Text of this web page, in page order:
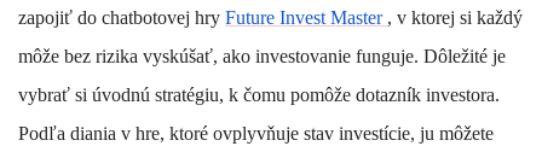
zapojiť do chatbotovej hry Future Invest Master , v ktorej si každý
môže bez rizika vyskúšať, ako investovanie funguje. Dôležité je
vybrať si úvodnú stratégiu, k čomu pomôže dotazník investora.
Podľa diania v hre, ktoré ovplyvňuje stav investície, ju môžete